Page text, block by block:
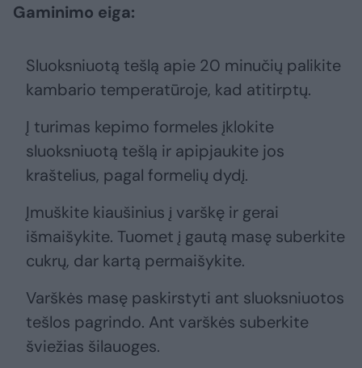
Gaminimo eiga:
Sluoksniuotą tešlą apie 20 minučių palikite
kambario temperatūroje, kad atitirptų.
Į turimas kepimo formeles įklokite
sluoksniuotą tešlą ir apipjaukite jos
kraštelius, pagal formelių dydį.
Įmuškite kiaušinius į varškę ir gerai
išmaišykite. Tuomet į gautą masę suberkite
cukrų, dar kartą permaišykite.
Varškės masę paskirstyti ant sluoksniuotos
tešlos pagrindo. Ant varškės suberkite
šviežias šilauoges.